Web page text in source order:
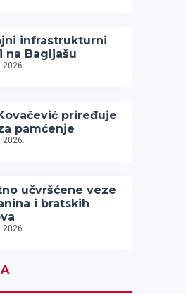
infrastrukturni
na Bagljašu
2026.
priređuje
pamćenje
2026.
učvršćene veze
i bratskih
2026.